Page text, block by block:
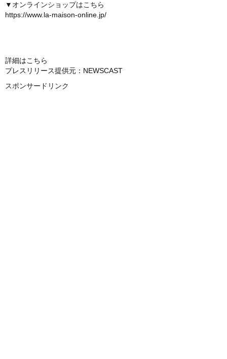
▼オンラインショップはこちら
https://www.la-maison-online.jp/
詳細はこちら
プレスリリース提供元：NEWSCAST
スポンサードリンク